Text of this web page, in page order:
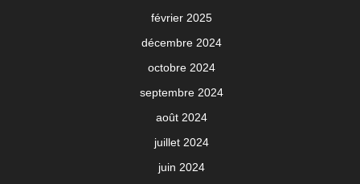
février 2025
décembre 2024
octobre 2024
septembre 2024
août 2024
juillet 2024
juin 2024